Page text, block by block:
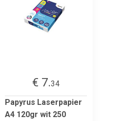
€ 7.34
Papyrus Laserpapier
A4 120gr wit 250